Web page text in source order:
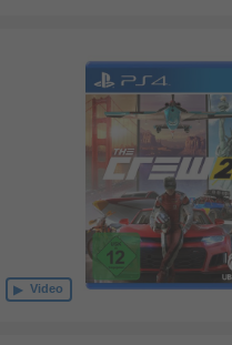
Video